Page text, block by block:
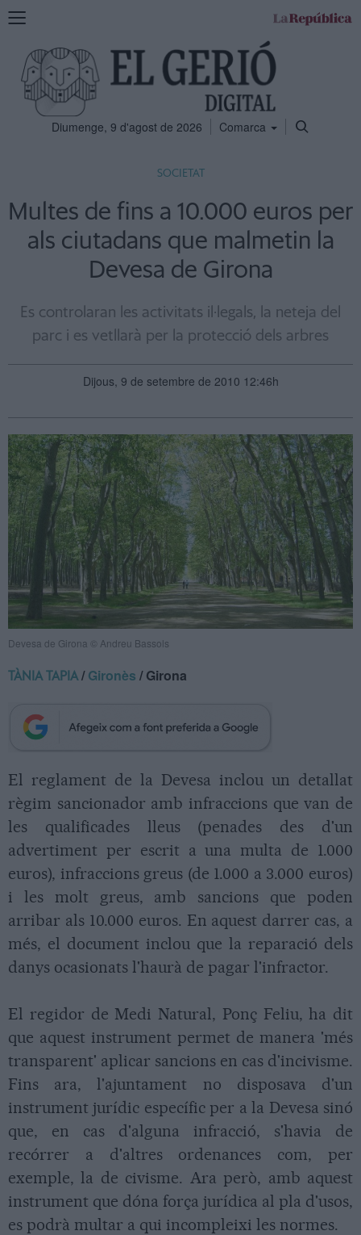
Mostra
navegació
Diumenge, 9 d'agost de 2026 Comarca
SOCIETAT
Multes de fins a 10.000 euros per
als ciutadans que malmetin la
Devesa de Girona
Es controlaran les activitats il·legals, la neteja del
parc i es vetllarà per la protecció dels arbres
Dijous, 9 de setembre de 2010 12:46h
Devesa de Girona © Andreu Bassols
TÀNIA TAPIA/Gironès / Girona
El reglament de la Devesa inclou un detallat
règim sancionador amb infraccions que van de
les qualificades lleus (penades des d'un
advertiment per escrit a una multa de 1.000
euros), infraccions greus (de 1.000 a 3.000 euros)
i les molt greus, amb sancions que poden
arribar als 10.000 euros. En aquest darrer cas, a
més, el document inclou que la reparació dels
danys ocasionats l'haurà de pagar l'infractor.
El regidor de Medi Natural, Ponç Feliu, ha dit
que aquest instrument permet de manera 'més
transparent' aplicar sancions en cas d'incivisme.
Fins ara, l'ajuntament no disposava d'un
instrument jurídic específic per a la Devesa sinó
que, en cas d'alguna infracció, s'havia de
recórrer a d'altres ordenances com, per
exemple, la de civisme. Ara però, amb aquest
instrument que dóna força jurídica al pla d'usos,
es podrà multar a qui incompleixi les normes.